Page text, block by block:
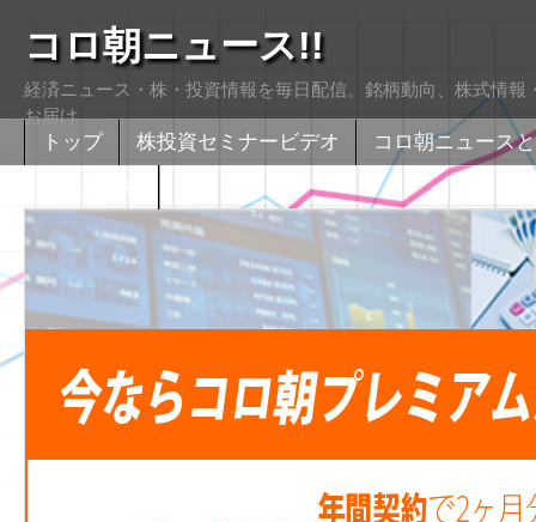
コロ朝ニュース!!
経済ニュース・株・投資情報を毎日配信。銘柄動向、株式情
お届け
トップ 株投資セミナービデオ
コロ朝ニュース